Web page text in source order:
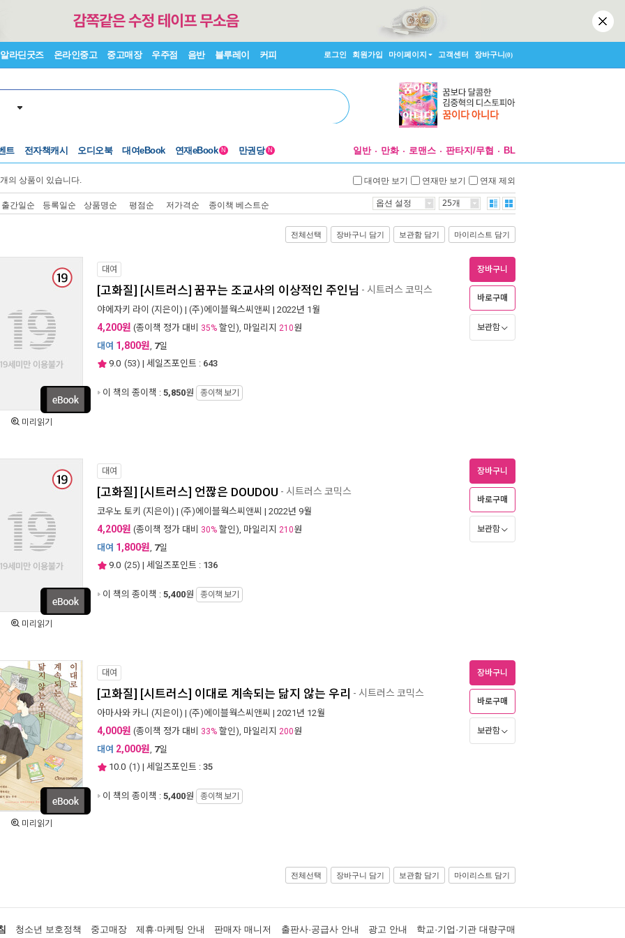
알라딘굿즈 온라인중고 중고매장 우주점 음반 블루레이 커피 로그인 회원가입 마이페이지 고객센터 장바구니(0)
트 전자책캐시 오디오북 대여eBook 연재eBook N 만권당 N 일반 만화 로맨스 판타지/무협 BL
개의 상품이 있습니다. 대여만 보기 연재만 보기 연재 제외
출간일순 등록일순 상품명순 평점순 저가격순 종이책 베스트순 옵션 설정 25개
전체선택 장바구니 담기 보관함 담기 마이리스트 담기
미리읽기
대여
[고화질] [시트러스] 꿈꾸는 조교사의 이상적인 주인님 - 시트러스 코믹스
야에자키 라이 (지은이) | (주)에이블웍스씨앤씨 | 2022년 1월
4,200원 (종이책 정가 대비 35% 할인), 마일리지 210원
대여 1,800원, 7일
9.0 (53) | 세일즈포인트 : 643
이 책의 종이책 : 5,850원 종이책 보기
장바구니
바로구매
보관함
미리읽기
대여
[고화질] [시트러스] 언짢은 DOUDOU - 시트러스 코믹스
코우노 토키 (지은이) | (주)에이블웍스씨앤씨 | 2022년 9월
4,200원 (종이책 정가 대비 30% 할인), 마일리지 210원
대여 1,800원, 7일
9.0 (25) | 세일즈포인트 : 136
이 책의 종이책 : 5,400원 종이책 보기
장바구니
바로구매
보관함
미리읽기
대여
[고화질] [시트러스] 이대로 계속되는 닮지 않는 우리 - 시트러스 코믹스
아마사와 카니 (지은이) | (주)에이블웍스씨앤씨 | 2021년 12월
4,000원 (종이책 정가 대비 33% 할인), 마일리지 200원
대여 2,000원, 7일
10.0 (1) | 세일즈포인트 : 35
이 책의 종이책 : 5,400원 종이책 보기
장바구니
바로구매
보관함
전체선택 장바구니 담기 보관함 담기 마이리스트 담기
청소년 보호정책 중고매장 제휴·마케팅 안내 판매자 매니저 출판사·공급사 안내 광고 안내 학교·기업·기관 대량구매